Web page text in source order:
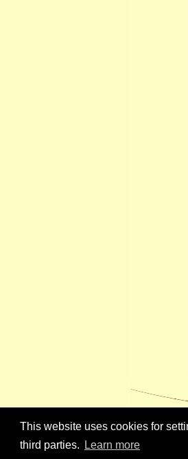
This website uses cookies for
third parties.
Learn more